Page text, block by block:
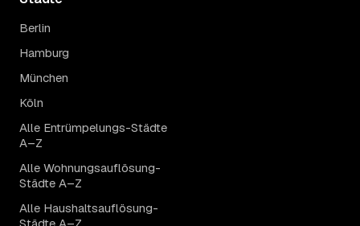
Berlin
Hamburg
München
Köln
Alle Entrümpelungs-Städte
A–Z
Alle Wohnungsauflösung-
Städte A–Z
Alle Haushaltsauflösung-